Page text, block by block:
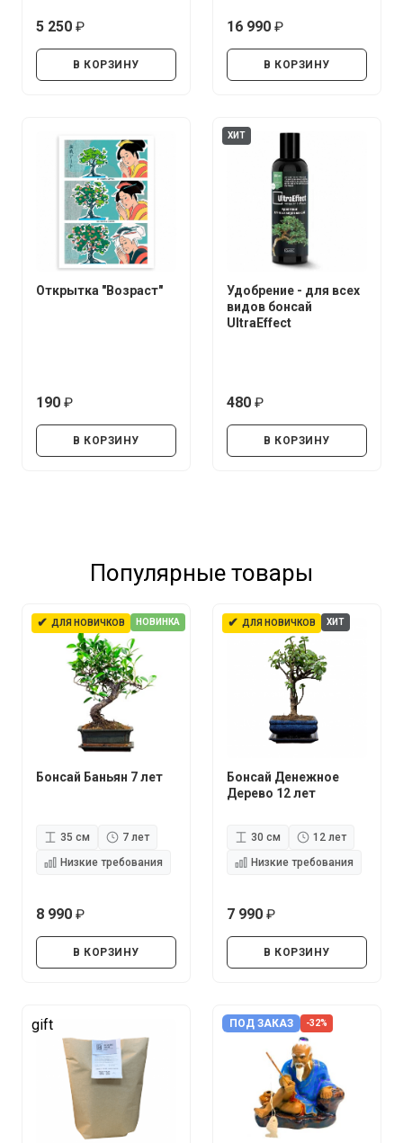
5 250
В КОРЗИНУ
16 990
В КОРЗИНУ
Открытка "Возраст"
190
В КОРЗИНУ
ХИТ
Удобрение - для всех
видов бонсай
UltraEffect
480
В КОРЗИНУ
Популярные товары
✔ ДЛЯ НОВИЧКОВ НОВИНКА
Бонсай Баньян 7 лет
35 см
7 лет
Низкие требования
8 990
В КОРЗИНУ
✔ ДЛЯ НОВИЧКОВ ХИТ
Бонсай Денежное
Дерево 12 лет
30 см
12 лет
Низкие требования
7 990
В КОРЗИНУ
gift ПОД ЗАКАЗ -32%